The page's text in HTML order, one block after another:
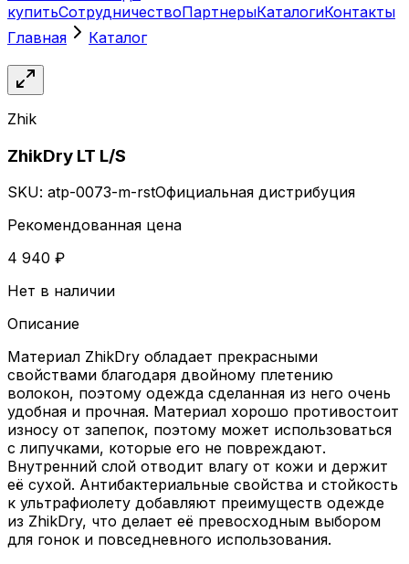
купитьСотрудничествоПартнерыКаталогиКонтакты
Главная
Каталог
Zhik
ZhikDry LT L/S
SKU: atp-0073-m-rstОфициальная дистрибуция
Рекомендованная цена
4 940 ₽
Нет в наличии
Описание
Материал ZhikDry обладает прекрасными
свойствами благодаря двойному плетению
волокон, поэтому одежда сделанная из него очень
удобная и прочная. Материал хорошо противостоит
износу от запепок, поэтому может использоваться
с липучками, которые его не повреждают.
Внутренний слой отводит влагу от кожи и держит
её сухой. Антибактериальные свойства и стойкость
к ультрафиолету добавляют преимуществ одежде
из ZhikDry, что делает её превосходным выбором
для гонок и повседневного использования.